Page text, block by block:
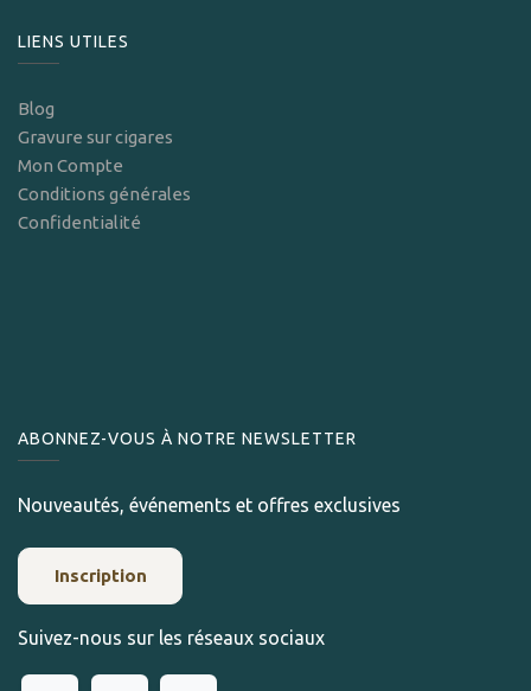
LIENS UTILES
Blog
Gravure sur cigares
Mon Compte
Conditions générales
Confidentialité
ABONNEZ-VOUS À NOTRE NEWSLETTER
Nouveautés, événements et offres exclusives
Inscription
Suivez-nous sur les réseaux sociaux